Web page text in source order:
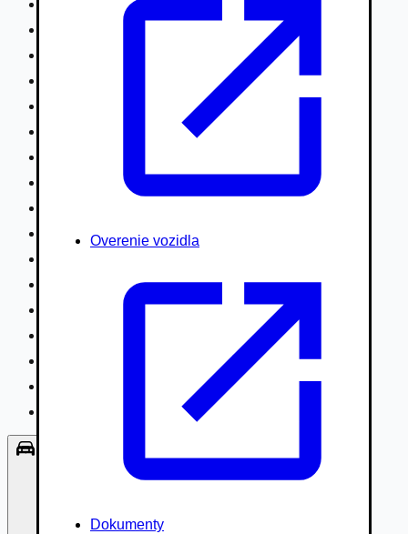
Overenie vozidla
Dokumenty
Nákladné vozidlá nad 7,5t
Vodné/Snežné skútre, štvorkolky
Poľnohospodárske vozidlá / stroje
Hydraulické ruky autožeriavy
Špeciály/nosiče kontajnerov
Návesy/prívesy nadstavby
Lode/člny, lietadlá/vznášadlá
Príslušenstvo, Oblečenie